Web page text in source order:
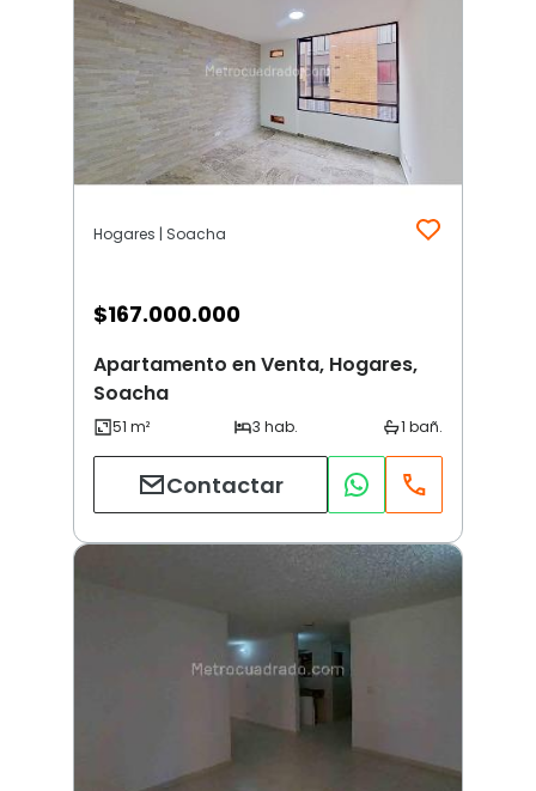
Hogares | Soacha
$167.000.000
Apartamento en Venta, Hogares,
Soacha
Contactar